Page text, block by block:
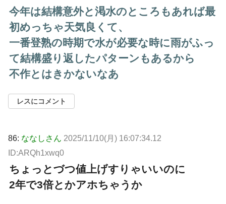
今年は結構意外と渇水のところもあれば最
初めっちゃ天気良くて、
一番登熟の時期で水が必要な時に雨がふっ
て結構盛り返したパターンもあるから
不作とはきかないなあ
レスにコメント
86: ななしさん 2025/11/10(月) 16:07:34.12
ID:ARQh1xwq0
ちょっとづつ値上げすりゃいいのに
2年で3倍とかアホちゃうか